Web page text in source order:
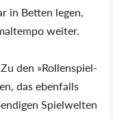
in Betten legen,
weiter.
den »Rollenspiel-
das ebenfalls
Spielwelten